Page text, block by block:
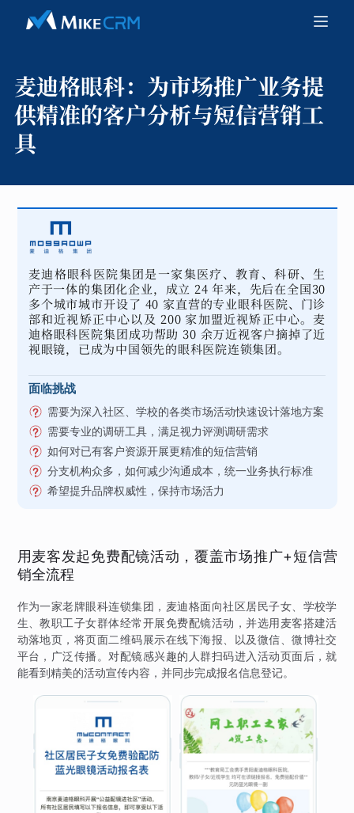
麦迪格眼科： 为市场推广业务提
供精准的客户分析与短信营销工
具
麦迪格眼科医院集团是一家集医疗、教育、科研、生
产于一体的集团化企业，成立 24 年来，先后在全国30
多个城市城市开设了 40 家直营的专业眼科医院、门诊
部和近视矫正中心以及 200 家加盟近视矫正中心。麦
迪格眼科医院集团成功帮助 30 余万近视客户摘掉了近
视眼镜，已成为中国领先的眼科医院连锁集团。
面临挑战
需要为深入社区、学校的各类市场活动快速设计落地方案
需要专业的调研工具，满足视力评测调研需求
如何对已有客户资源开展更精准的短信营销
分支机构众多，如何减少沟通成本，统一业务执行标准
希望提升品牌权威性，保持市场活力
用麦客发起免费配镜活动，覆盖市场推广+短信营
销全流程
作为一家老牌眼科连锁集团，麦迪格面向社区居民子女、学校学
生、教职工子女群体经常开展免费配镜活动，并选用麦客搭建活
动落地页，将页面二维码展示在线下海报、以及微信、微博社交
平台，广泛传播。对配镜感兴趣的人群扫码进入活动页面后，就
能看到精美的活动宣传内容，并同步完成报名信息登记。